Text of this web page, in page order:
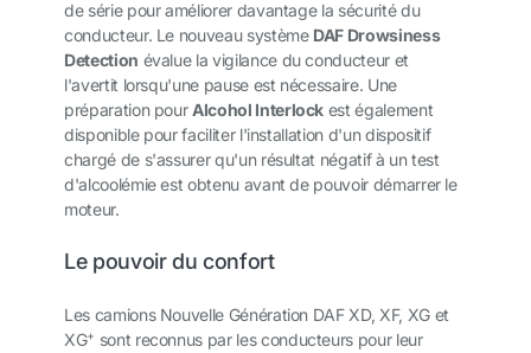
de série pour améliorer davantage la sécurité du
conducteur. Le nouveau système DAF Drowsiness
Detection évalue la vigilance du conducteur et
l'avertit lorsqu'une pause est nécessaire. Une
préparation pourAlcohol Interlock est également
disponible pour faciliter l'installation d'un dispositif
chargé de s'assurer qu'un résultat négatif à un test
d'alcoolémie est obtenu avant de pouvoir démarrer le
moteur.
Le pouvoir du confort
Les camions Nouvelle Génération DAF XD, XF, XG et
XG+ sont reconnus par les conducteurs pour leur